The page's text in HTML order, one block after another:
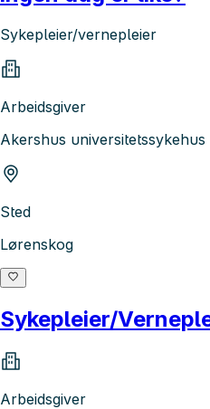
Sykepleier/vernepleier
Arbeidsgiver
Akershus universitetssykehus
Sted
Lørenskog
Sykepleier/
Arbeidsgiver